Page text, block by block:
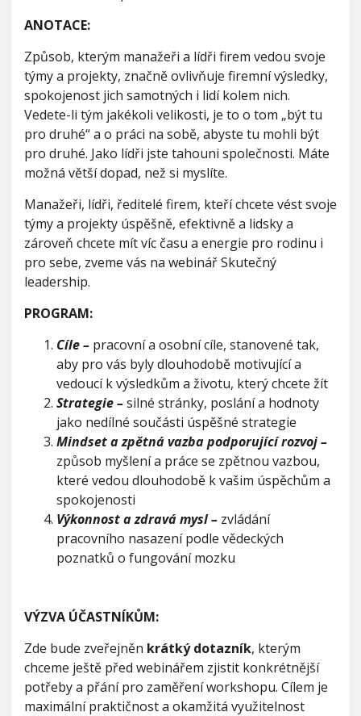
G
E
ANOTACE:
Způsob, kterým manažeři a lídři firem vedou svoje
týmy a projekty, značně ovlivňuje firemní výsledky,
spokojenost jich samotných i lidí kolem nich.
Vedete-li tým jakékoli velikosti, je to o tom „být tu
pro druhé“ a o práci na sobě, abyste tu mohli být
pro druhé. Jako lídři jste tahouni společnosti. Máte
možná větší dopad, než si myslíte.
Manažeři, lídři, ředitelé firem, kteří chcete vést svoje
týmy a projekty úspěšně, efektivně a lidsky a
zároveň chcete mít víc času a energie pro rodinu i
pro sebe, zveme vás na webinář Skutečný
leadership.
PROGRAM:
Cíle – pracovní a osobní cíle, stanovené tak,
aby pro vás byly dlouhodobě motivující a
vedoucí k výsledkům a životu, který chcete žít
Strategie –silné stránky, poslání a hodnoty
jako nedílné součásti úspěšné strategie
Mindset a zpětná vazba podporující rozvoj –
způsob myšlení a práce se zpětnou vazbou,
které vedou dlouhodobě k vašim úspěchům a
spokojenosti
Výkonnost a zdravá mysl – zvládání
pracovního nasazení podle vědeckých
poznatků o fungování mozku
VÝZVA ÚČASTNÍKŮM:
Zde bude zveřejněn krátký dotazník, kterým
chceme ještě před webinářem zjistit konkrétnější
potřeby a přání pro zaměření workshopu. Cílem je
maximální praktičnost a okamžitá využitelnost